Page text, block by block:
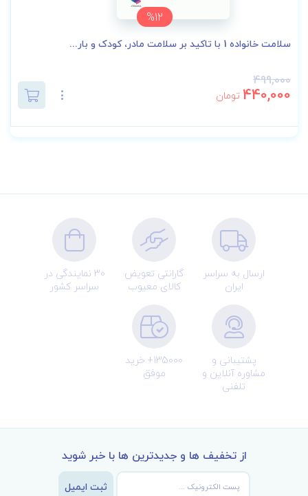
%12
سلامت خانواده 1 با تاکید بر سلامت مادر، کودک و بار...
499,000
440,000 تومان
ارسال به سراسر
ایران
گارانتی تعویض
کالای معیوب
30 نمایندگی در
سراسر کشور
پشتیبانی و
مشاوره آنلاین و
تلفنی
135000+ خرید
موفق
از تخفیف ها و جدیدترین ها با خبر شوید
ثبت ایمیل